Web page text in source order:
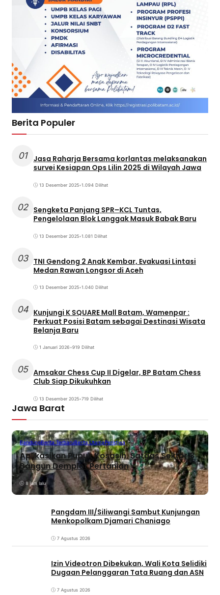
Berita Populer
01
Jasa Raharja Bersama korlantas melaksanakan
survei Kesiapan Ops Lilin 2025 di Wilayah Jawa
13 Desember 2025•1.094 Dilihat
02 Sengketa Panjang SPR–KCL Tuntas,
Pengelolaan Blok Langgak Masuk Babak Baru
13 Desember 2025•1.081 Dilihat
03 TNI Gendong 2 Anak Kembar, Evakuasi Lintasi
Medan Rawan Longsor di Aceh
13 Desember 2025•1.040 Dilihat
04 Kunjungi K SQUARE Mall Batam, Wamenpar :
Perkuat Posisi Batam sebagai Destinasi Wisata
Belanja Baru
1 Januari 2026•919 Dilihat
05 Amsakar Chess Cup II Digelar, BP Batam Chess
Club Siap Dikukuhkan
13 Desember 2025•719 Dilihat
Jawa Barat
BandungBerita TerbaruBerita UtamaPeristiwa
Aplikasikan Pupuk Kosasih, Satgas Sektor 8
Bangun Demplot Pertanian
8 jam lalu
Pangdam III/Siliwangi Sambut Kunjungan
Menkopolkam Djamari Chaniago
7 Agustus 2026
Izin Videotron Dibekukan, Wali Kota Selidiki
Dugaan Pelanggaran Tata Ruang dan ASN
7 Agustus 2026